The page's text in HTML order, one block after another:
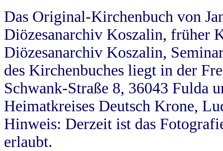
Das Original-Kirchenbuch von
Diözesanarchiv Koszalin, früher
Diözesanarchiv Koszalin,
des Kirchenbuches liegt in der
Schwank-Straße 8, 36043 Fulda
Heimatkreises Deutsch Krone,
Hinweis: Derzeit ist das
erlaubt.